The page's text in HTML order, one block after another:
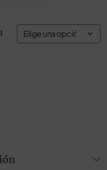
CONDE cantidad